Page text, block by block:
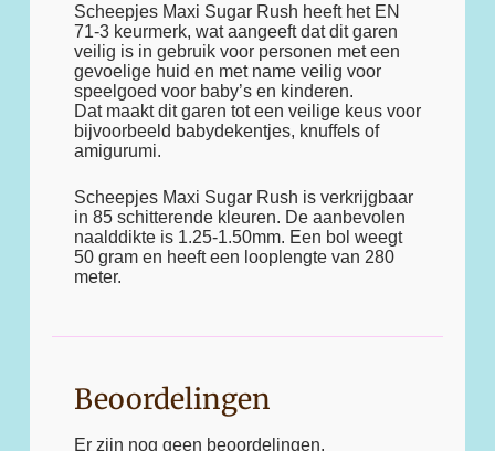
Scheepjes Maxi Sugar Rush heeft het EN
71-3 keurmerk, wat aangeeft dat dit garen
veilig is in gebruik voor personen met een
gevoelige huid en met name veilig voor
speelgoed voor baby’s en kinderen.
Dat maakt dit garen tot een veilige keus voor
bijvoorbeeld babydekentjes, knuffels of
amigurumi.
Scheepjes Maxi Sugar Rush is verkrijgbaar
in 85 schitterende kleuren. De aanbevolen
naalddikte is 1.25-1.50mm. Een bol weegt
50 gram en heeft een looplengte van 280
meter.
Beoordelingen
Er zijn nog geen beoordelingen.